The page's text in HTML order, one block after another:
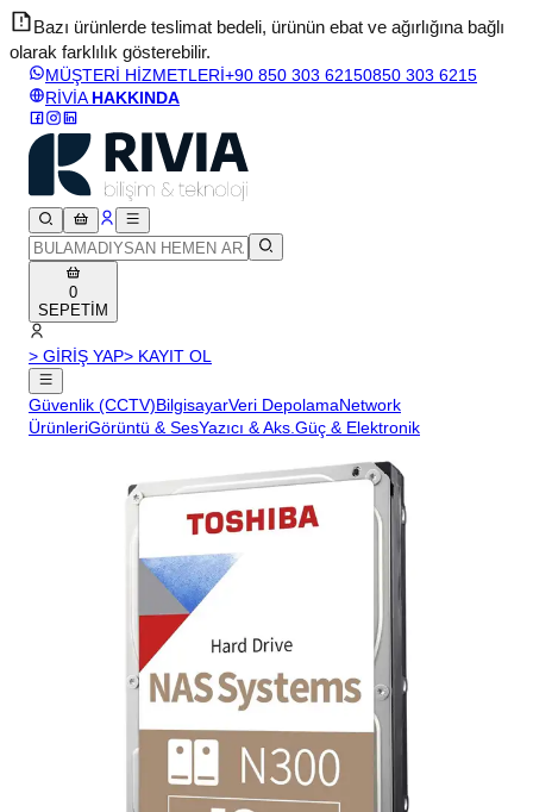
Bazı ürünlerde teslimat bedeli, ürünün ebat ve ağırlığına bağlı
olarak farklılık gösterebilir.
MÜŞTERİ HİZMETLERİ+90 850 303 62150850 303 6215
RİVİA HAKKINDA
0
SEPETİM
> GİRİŞ YAP> KAYIT OL
Güvenlik (CCTV)BilgisayarVeri DepolamaNetwork
ÜrünleriGörüntü & SesYazıcı & Aks.Güç & Elektronik